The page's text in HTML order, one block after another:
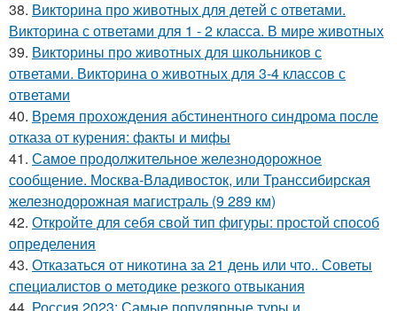
38. Викторина про животных для детей с ответами.
Викторина с ответами для 1 - 2 класса. В мире животных
39. Викторины про животных для школьников с
ответами. Викторина о животных для 3-4 классов с
ответами
40. Время прохождения абстинентного синдрома после
отказа от курения: факты и мифы
41. Самое продолжительное железнодорожное
сообщение. Москва-Владивосток, или Транссибирская
железнодорожная магистраль (9 289 км)
42. Откройте для себя свой тип фигуры: простой способ
определения
43. Отказаться от никотина за 21 день или что.. Советы
специалистов о методике резкого отвыкания
44. Россия 2023: Самые популярные туры и